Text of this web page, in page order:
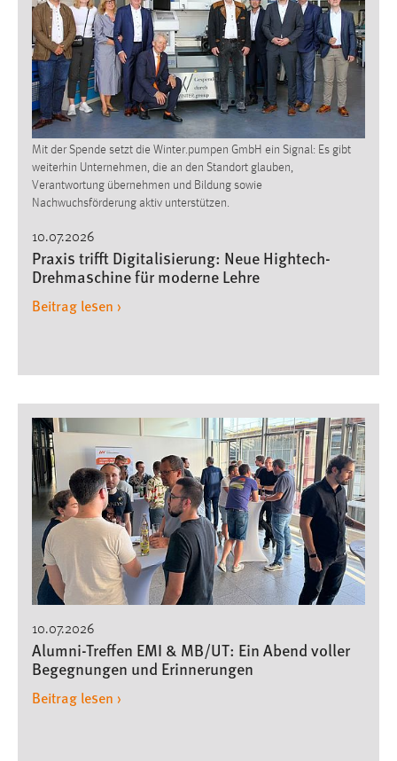
Mit der Spende setzt die Winter.pumpen GmbH ein Signal: Es gibt
weiterhin Unternehmen, die an den Standort glauben,
Verantwortung übernehmen und Bildung sowie
Nachwuchsförderung aktiv unterstützen.
10.07.2026
Praxis trifft Digitalisierung: Neue Hightech-
Drehmaschine für moderne Lehre
Beitrag lesen ›
10.07.2026
Alumni-Treffen EMI & MB/UT: Ein Abend voller
Begegnungen und Erinnerungen
Beitrag lesen ›